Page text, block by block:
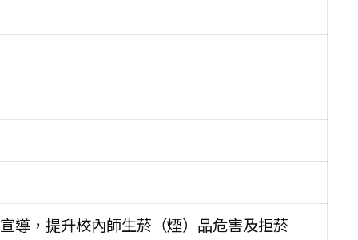
導，提升校內師生菸（煙）品危害及拒菸